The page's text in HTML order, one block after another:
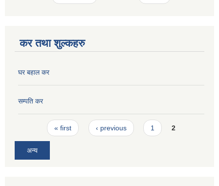
कर तथा शुल्कहरु
घर बहाल कर
सम्पति कर
Pages« first ‹ previous 1 2
अन्य